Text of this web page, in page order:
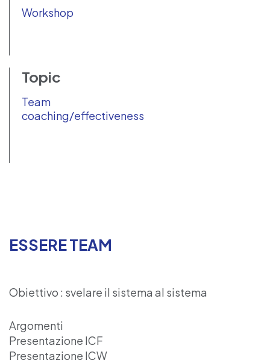
Workshop
Topic
Team
coaching/effectiveness
ESSERE TEAM
Obiettivo : svelare il sistema al sistema
Argomenti
Presentazione ICF
Presentazione ICW